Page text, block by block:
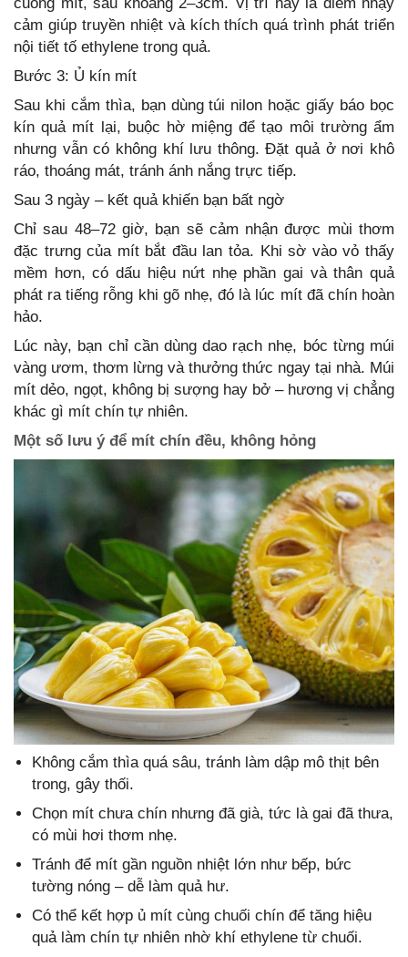
cảm giúp truyền nhiệt và kích thích quá trình phát triển
nội tiết tố ethylene trong quả.
Bước 3: Ủ kín mít
Sau khi cắm thìa, bạn dùng túi nilon hoặc giấy báo bọc
kín quả mít lại, buộc hờ miệng để tạo môi trường ẩm
nhưng vẫn có không khí lưu thông. Đặt quả ở nơi khô
ráo, thoáng mát, tránh ánh nắng trực tiếp.
Sau 3 ngày – kết quả khiến bạn bất ngờ
Chỉ sau 48–72 giờ, bạn sẽ cảm nhận được mùi thơm
đặc trưng của mít bắt đầu lan tỏa. Khi sờ vào vỏ thấy
mềm hơn, có dấu hiệu nứt nhẹ phần gai và thân quả
phát ra tiếng rỗng khi gõ nhẹ, đó là lúc mít đã chín hoàn
hảo.
Lúc này, bạn chỉ cần dùng dao rạch nhẹ, bóc từng múi
vàng ươm, thơm lừng và thưởng thức ngay tại nhà. Múi
mít dẻo, ngọt, không bị sượng hay bở – hương vị chẳng
khác gì mít chín tự nhiên.
Một số lưu ý để mít chín đều, không hỏng
Không cắm thìa quá sâu, tránh làm dập mô thịt bên
trong, gây thối.
Chọn mít chưa chín nhưng đã già, tức là gai đã thưa,
có mùi hơi thơm nhẹ.
Tránh để mít gần nguồn nhiệt lớn như bếp, bức
tường nóng – dễ làm quả hư.
Có thể kết hợp ủ mít cùng chuối chín để tăng hiệu
quả làm chín tự nhiên nhờ khí ethylene từ chuối.